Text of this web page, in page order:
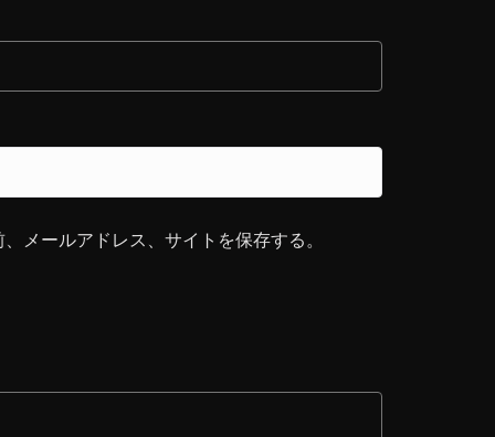
メールアドレス、サイトを保存する。